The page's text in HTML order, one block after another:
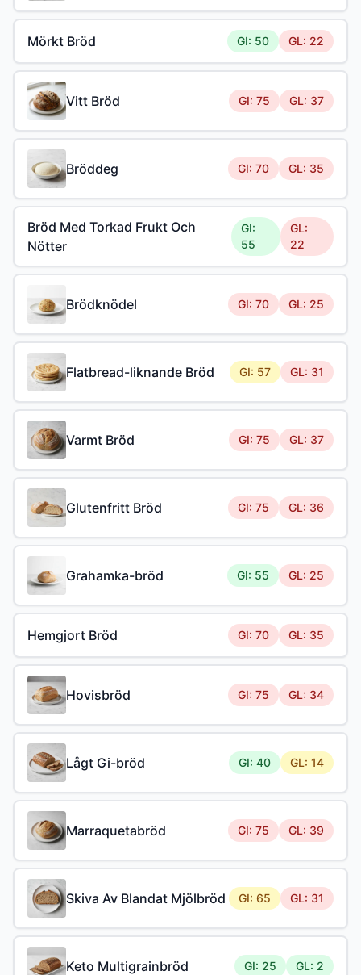
Mörkt Bröd GI: 50 GL: 22
Vitt Bröd GI: 75 GL: 37
Bröddeg GI: 70 GL: 35
Bröd Med Torkad Frukt Och
Nötter
GI:
55
GL:
22
Brödknödel GI: 70 GL: 25
Flatbread-liknande Bröd GI: 57 GL: 31
Varmt Bröd GI: 75 GL: 37
Glutenfritt Bröd GI: 75 GL: 36
Grahamka-bröd GI: 55 GL: 25
Hemgjort Bröd GI: 70 GL: 35
Hovisbröd GI: 75 GL: 34
Lågt Gi-bröd GI: 40 GL: 14
Marraquetabröd GI: 75 GL: 39
Skiva Av Blandat Mjölbröd GI: 65 GL: 31
Keto Multigrainbröd GI: 25 GL: 2